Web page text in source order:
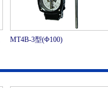
MT4B-3型(Φ100)